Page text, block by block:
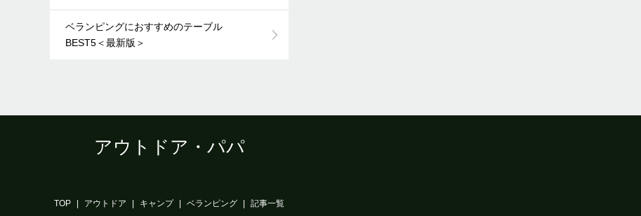
ベランピングにおすすめのテーブル
BEST5＜最新版＞
アウトドア・パパ
TOP アウトドア キャンプ ベランピング 記事一覧